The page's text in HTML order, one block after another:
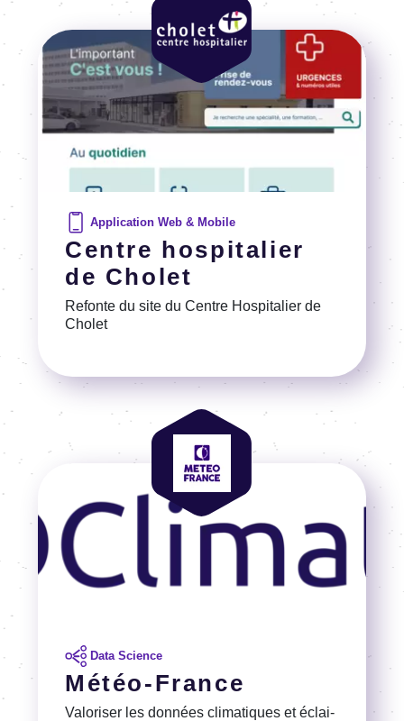
Centre hospitalier
de Cholet
Refonte du site du Centre Hospi­ta­lier de
Cholet
Application Web & Mobile
Voir la référence
Image
Météo-France
Valo­ri­ser les données clima­tiques et éclai­
Data Science
Image